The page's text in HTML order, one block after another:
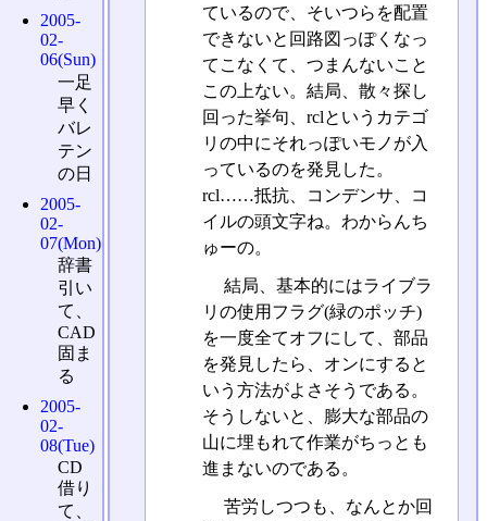
ているので、そいつらを配置
できないと回路図っぽくなっ
てこなくて、つまんないこと
この上ない。結局、散々探し
回った挙句、rclというカテゴ
リの中にそれっぽいモノが入
っているのを発見した。
rcl……抵抗、コンデンサ、コ
イルの頭文字ね。わからんち
ゅーの。
結局、基本的にはライブラ
リの使用フラグ(緑のポッチ)
を一度全てオフにして、部品
を発見したら、オンにすると
いう方法がよさそうである。
そうしないと、膨大な部品の
山に埋もれて作業がちっとも
進まないのである。
苦労しつつも、なんとか回
2005-
02-
06(Sun)
一足
早く
バレ
テン
の日
2005-
02-
07(Mon)
辞書
引い
て、
CAD
固ま
る
2005-
02-
08(Tue)
CD
借り
て、